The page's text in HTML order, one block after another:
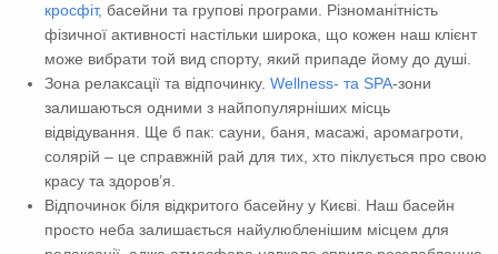
кросфіт, басейни та групові програми. Різноманітність
фізичної активності настільки широка, що кожен наш клієнт
може вибрати той вид спорту, який припаде йому до душі.
Зона релаксації та відпочинку. Wellness- та SPA-зони
залишаються одними з найпопулярніших місць
відвідування. Ще б пак: сауни, баня, масажі, аромагроти,
солярій – це справжній рай для тих, хто піклується про свою
красу та здоров’я.
Відпочинок біля відкритого басейну у Києві. Наш басейн
просто неба залишається найулюбленішим місцем для